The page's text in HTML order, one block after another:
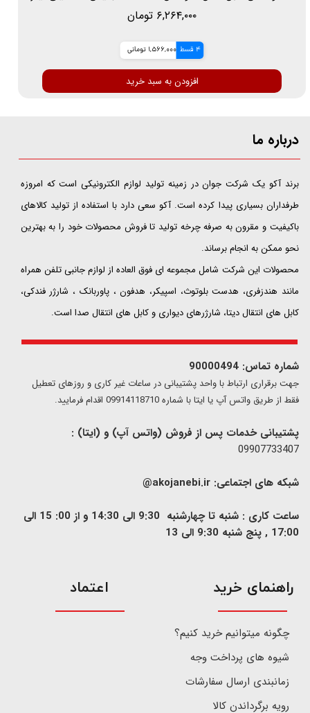
۶,۲۶۴,۰۰۰ تومان
4 قسط 1,566,000 تومانی
افزودن به سبد خرید
درباره ما
​​​​​​​برند آکو یک شرکت جوان در زمینه تولید لوازم الکترونیکی است که امروزه
طرفداران بسیاری پیدا کرده است. آکو سعی دارد با استفاده از تولید کالاهای
باکیفیت و مقرون به صرفه چرخه تولید تا فروش محصولات خود را به بهترین
نحو ممکن به انجام برساند.
محصولات این شرکت شامل مجموعه ای فوق العاده از لوازم جانبی تلفن همراه
مانند هندزفری، هدست بلوتوث، اسپیکر، هدفون ، پاوربانک ، شارژر فندکی،
کابل های انتقال دیتا، شارژرهای دیواری و کابل های انتقال صدا است.
شماره تماس: 90000494
​​جهت برقراری ارتباط با واحد پشتیبانی در ساعات غیر کاری و روزهای تعطیل
فقط از طریق واتس آپ یا ایتا با شماره 09914118710 اقدام فرمایید.
پشتیبانی خدمات پس از فروش (واتس آپ) و (ایتا) :
09907733407
شبکه های اجتماعی: akojanebi.ir@
ساعت کاری : شنبه تا چهارشنبه 9:30 الی 14:30 و از 00: 15 الی
17:00 , پنج شنبه 9:30 الی 13
​راهنمای خرید
چگونه میتوانیم خرید کنیم؟
شیوه های پرداخت وجه
زمانبندی ارسال سفارشات
رویه برگرداندن کالا
اعتماد